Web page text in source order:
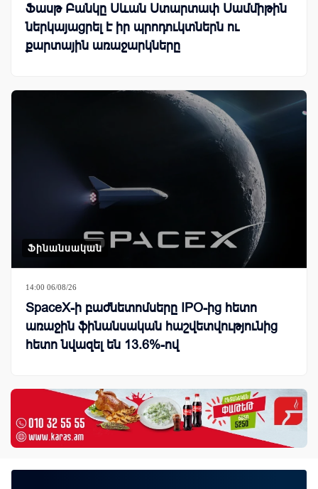
Ֆասթ Բանկը Սևան Ստարտափ Սամմիթին
ներկայացրել է իր պրոդուկտներն ու
քարտային առաջարկները
Ֆինանսական
14:00 06/08/26
SpaceX-ի բաժնետոմսերը IPO-ից հետո
առաջին ֆինանսական հաշվետվությունից
հետո նվազել են 13.6%-ով